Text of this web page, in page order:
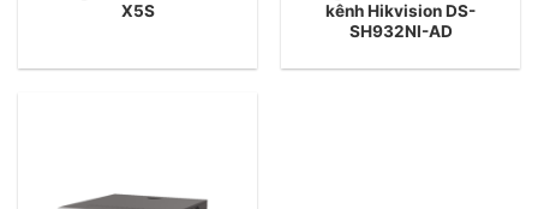
X5S
kênh Hikvision DS-
SH932NI-AD